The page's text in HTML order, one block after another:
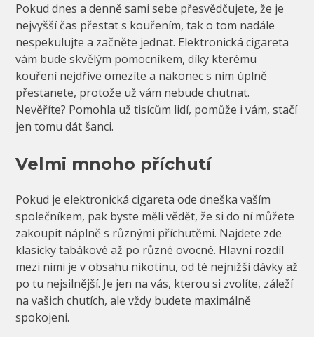
Pokud dnes a denně sami sebe přesvědčujete, že je
nejvyšší čas přestat s kouřením, tak o tom nadále
nespekulujte a začněte jednat. Elektronická cigareta
vám bude skvělým pomocníkem, díky kterému
kouření nejdříve omezíte a nakonec s ním úplně
přestanete, protože už vám nebude chutnat.
Nevěříte? Pomohla už tisícům lidí, pomůže i vám, stačí
jen tomu dát šanci.
Velmi mnoho příchutí
Pokud je elektronická cigareta ode dneška vaším
společníkem, pak byste měli vědět, že si do ní můžete
zakoupit náplně s různými příchutěmi. Najdete zde
klasicky tabákové až po různé ovocné. Hlavní rozdíl
mezi nimi je v obsahu nikotinu, od té nejnižší dávky až
po tu nejsilnější. Je jen na vás, kterou si zvolíte, záleží
na vašich chutích, ale vždy budete maximálně
spokojeni.